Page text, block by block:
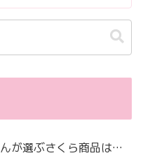
が選ぶさくら商品は…